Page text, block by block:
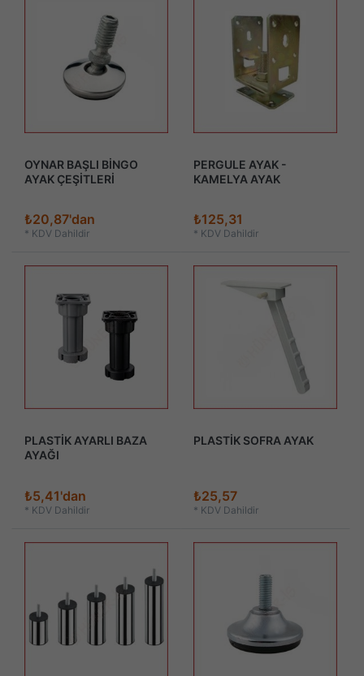
OYNAR BAŞLI BİNGO
AYAK ÇEŞİTLERİ
₺20,87'dan
* KDV Dahildir
PERGULE AYAK -
KAMELYA AYAK
₺125,31
* KDV Dahildir
PLASTİK AYARLI BAZA
AYAĞI
₺5,41'dan
* KDV Dahildir
PLASTİK SOFRA AYAK
₺25,57
* KDV Dahildir